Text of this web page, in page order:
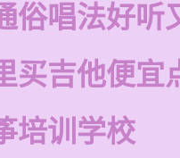
俗唱法好听
买吉他便宜
培训学校